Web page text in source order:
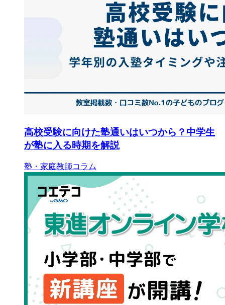
高校受験に向けた塾通いはいつから？中学生
が塾に入る時期を解説
塾・家庭教師コラム